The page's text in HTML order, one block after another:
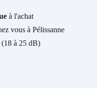
à l'achat
vous à Pélissanne
(18 à 25 dB)